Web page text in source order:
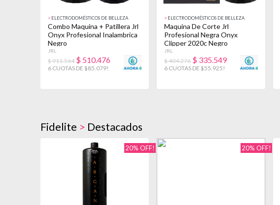
> ELECTRODOMÉSTICOS DE BELLEZA
Combo Maquina + Patillera Jrl
Onyx Profesional Inalambrica
Negro
JRL
$ 911.564 $ 510.476
6 CUOTAS DE $85.079!
> ELECTRODOMÉSTICOS DE BELLEZA
Maquina De Corte Jrl
Profesional Negra Onyx
Clipper 2020c Negro
JRL
$ 404.276 $ 335.549
6 CUOTAS DE $55.925!
Fidelite > Destacados
20% OFF! 20% OFF!